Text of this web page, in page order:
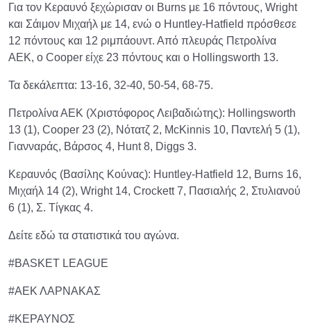
Για τον Κεραυνό ξεχώρισαν οι Burns με 16 πόντους, Wright
και Σάιμον Μιχαήλ με 14, ενώ ο Huntley-Hatfield πρόσθεσε
12 πόντους και 12 ριμπάουντ. Από πλευράς Πετρολίνα
ΑΕΚ, ο Cooper είχε 23 πόντους και ο Hollingsworth 13.
Τα δεκάλεπτα: 13-16, 32-40, 50-54, 68-75.
Πετρολίνα ΑΕΚ (Χριστόφορος Λειβαδιώτης): Hollingsworth
13 (1), Cooper 23 (2), Νότατζ 2, McKinnis 10, Παντελή 5 (1),
Γιανναράς, Βάρσος 4, Hunt 8, Diggs 3.
Κεραυνός (Βασίλης Κούνας): Huntley-Hatfield 12, Burns 16,
Μιχαήλ 14 (2), Wright 14, Crockett 7, Πασιαλής 2, Στυλιανού
6 (1), Σ. Τίγκας 4.
Δείτε εδώ τα στατιστικά του αγώνα.
#BASKET LEAGUE
#ΑΕΚ ΛΑΡΝΑΚΑΣ
#ΚΕΡΑΥΝΟΣ